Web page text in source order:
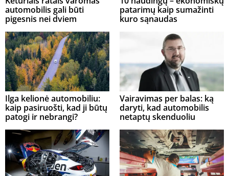
automobilis gali būti
pigesnis nei dviem
patarimų kaip sumažinti
kuro sąnaudas
Ilga kelionė automobiliu:
kaip pasiruošti, kad ji būtų
patogi ir nebrangi?
Vairavimas per balas: ką
daryti, kad automobilis
netaptų skenduoliu